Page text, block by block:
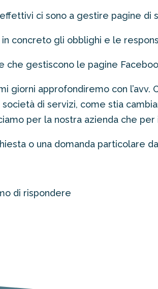
ci sono a gestire pagine
in concreto gli obblighi e le
che gestiscono le pagine
giorni approfondiremo con
di servizi, come stia
per la nostra azienda che per
o una domanda particolare
di rispondere